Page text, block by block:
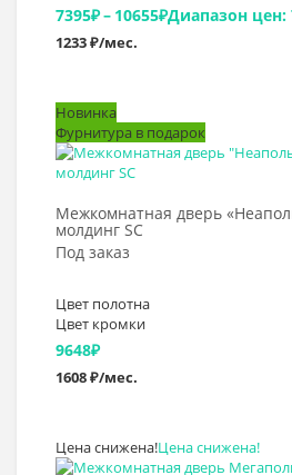
7395₽– 10655₽Диапазон цен:
1233 ₽/мес.
Новинка
Фурнитура в подарок
Межкомнатная дверь
молдинг SC
Под заказ
Цвет полотна
Цвет кромки
9648₽
1608 ₽/мес.
Выбрать
Цена снижена!Цена снижена!
Выбрать >